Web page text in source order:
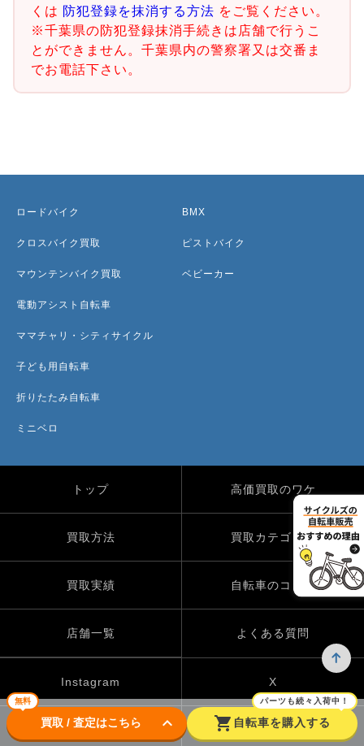
くは 防犯登録を抹消する方法 をご覧ください。
※千葉県の防犯登録抹消手続きは店舗で行うこ
とができません。千葉県内の警察署又は交番ま
でお電話下さい。
無料
買取 / 査定はこちら keyboard_arrow_down shopping_cart
パーツも続々入荷中！
自転車を購入する
ロードバイク
クロスバイク買取
マウンテンバイク買取
電動アシスト自転車
ママチャリ・シティサイクル
子ども用自転車
折りたたみ自転車
ミニベロ
BMX
ピストバイク
ベビーカー
トップ 高価買取のワケ
買取方法 買取カテゴリー
買取実績 自転車のコラム
店舗一覧 よくある質問
Instagram X
TikTok